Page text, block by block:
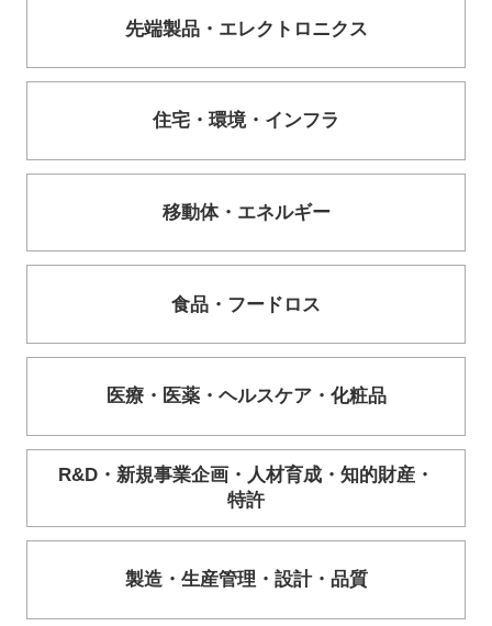
先端製品・ エレクトロニクス
住宅・ 環境・ インフラ
移動体・ エネルギー
食品・ フードロス
医療・ 医薬・ ヘルスケア・ 化粧品
R&D・ 新規事業企画・ 人材育成・ 知的財産・
特許
製造・ 生産管理・ 設計・ 品質